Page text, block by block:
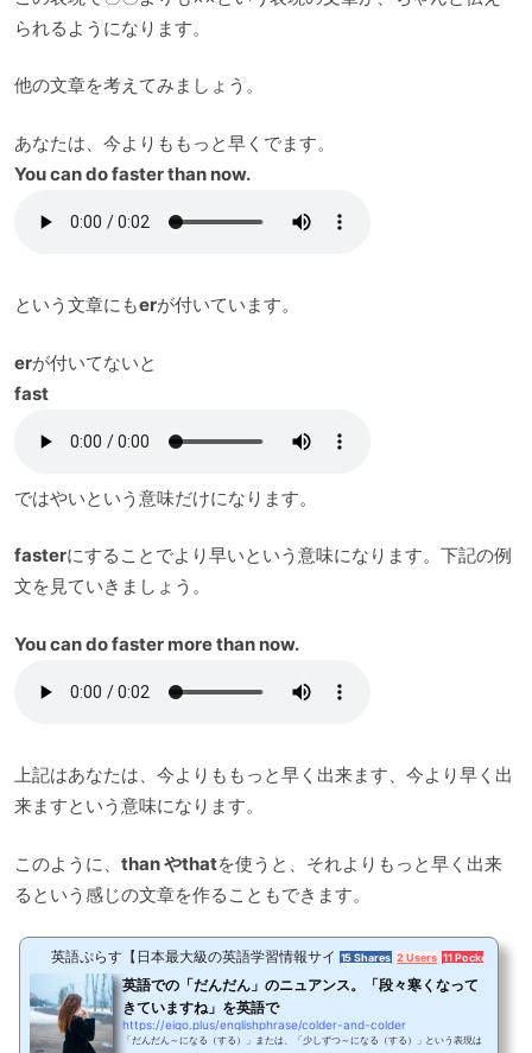
られるようになります。
他の文章を考えてみましょう。
あなたは、今よりももっと早くでます。
You can do faster than now.
という文章にもerが付いています。
erが付いてないと
fast
ではやいという意味だけになります。
fasterにすることでより早いという意味になります。下記の例
文を見ていきましょう。
You can do faster more than now.
上記はあなたは、今よりももっと早く出来ます、今より早く出
来ますという意味になります。
このように、 than やthatを使うと、それよりもっと早く出来
るという感じの文章を作ることもできます。
英語ぷらす【日本最大級の英語学習情報サイト】15 Shares 2 Users 11 Pockets
英語での「だんだん」のニュアンス。「段々寒くなって
きていますね」を英語で
https://eigo.plus/englishphrase/colder-and-colder
「だんだん～になる（する）」または、「少しずつ～になる（する）」という表現は